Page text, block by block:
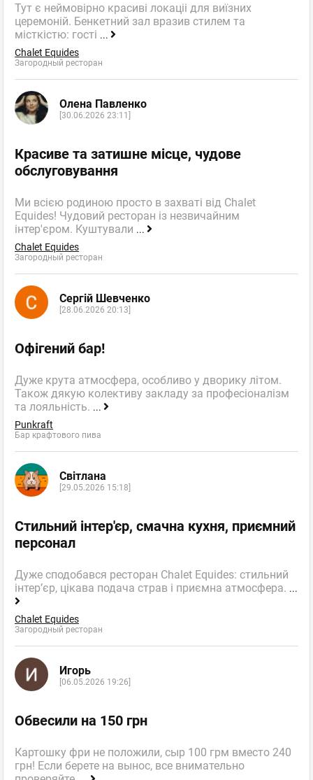
Тут є неймовірно красиві локаціі для виїзних
церемоній. Бенкетний зал вразив стилем та
місткістю: гості ...
Chalet Equides
Загородный ресторан
Олена Павленко
[30.06.2026 23:11]
Красиве та затишне місце, чудове
обслуговування
Ми всією родиною просто в захваті від Chalet
Equides! Чудовий ресторан із незвичайним
інтер'єром. Куштували ...
Chalet Equides
Загородный ресторан
Сергій Шевченко
[28.06.2026 20:13]
Офігений бар!
Дуже крута атмосфера, особливо у дворику літом.
Також дякую колективу закладу за професіоналізм
та лояльність. ...
Punkraft
Бар крафтового пива
Світлана
[29.05.2026 15:18]
Стильний інтер'єр, смачна кухня, приємний
персонал
Дуже сподобався ресторан Chalet Equides: стильний
інтер’єр, цікава подача страв і приємна атмосфера. ...
Chalet Equides
Загородный ресторан
Игорь
[06.05.2026 19:26]
Обвесили на 150 грн
Картошку фри не положили, сыр 100 грм вместо 240
грн! Если берете на вынос, все внимательно